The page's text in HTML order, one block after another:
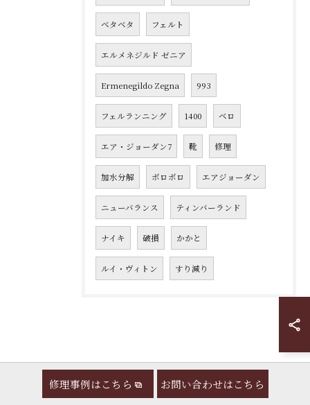
ベタベタ フェルト
エルメネジルド ゼニア
Ermenegildo Zegna 993
フェルランニング 1400 ベロ
エア・ジョーダン7 靴 修理
加水分解 ボロボロ エアジョーダン
ニューバランス ティンバーランド
ナイキ 破損 かかと
ルイ・ヴィトン すり減り
修理事例はこちら お問い合わせはこちら